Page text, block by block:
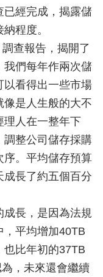
已經完成，揭露儲
程度。
查報告，揭開了
我們每年作兩次儲
以看得出一些市場
像是人生般的大不
理人在一整年下
調整公司儲存採購
序。平均儲存預算
成長了約五個百分
長，是因為法規
平均增加40TB
也比年初的37TB
，未來還會繼續